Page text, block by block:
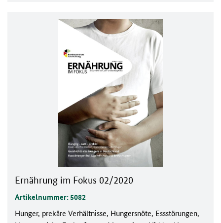
Ernährung im Fokus 02/2020
Artikelnummer: 5082
Hunger, prekäre Verhältnisse, Hungersnöte, Essstörungen,